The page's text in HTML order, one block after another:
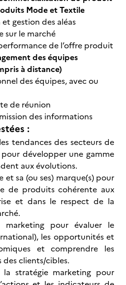
Mode et Textile
gestion des aléas
sur le marché
de l’offre produit
des équipes
à distance)
des équipes, avec ou
de réunion
des informations
:
tendances des secteurs de
développer une gamme
aux évolutions.
et sa (ou ses) marque(s) pour
de produits cohérente aux
et dans le respect de la
marketing pour évaluer le
les opportunités et
et comprendre les
clients/cibles.
stratégie marketing pour